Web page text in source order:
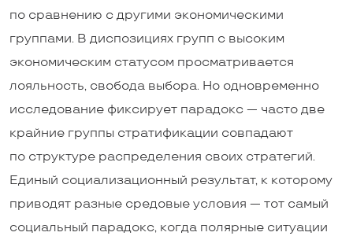
по сравнению с другими экономическими
группами. В диспозициях групп с высоким
экономическим статусом просматривается
лояльность, свобода выбора. Но одновременно
исследование фиксирует парадокс — часто две
крайние группы стратификации совпадают
по структуре распределения своих стратегий.
Единый социализационный результат, к которому
приводят разные средовые условия — тот самый
социальный парадокс, когда полярные ситуации